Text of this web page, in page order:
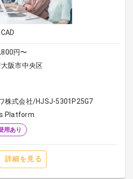
円〜
阪市中央区
株式会社/HJSJ-5301P25G7
Platform
用あり
詳細を見る